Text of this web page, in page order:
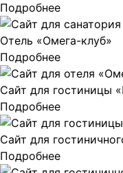
Подробнее
Отель «Омега-клуб»
Подробнее
Сайт для гостиницы
Подробнее
Сайт для
Подробнее